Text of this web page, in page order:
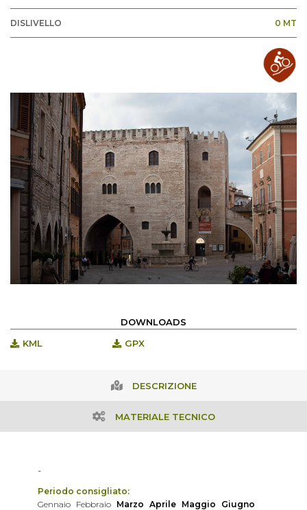
DISLIVELLO 0 MT
DOWNLOADS
KML
GPX
DESCRIZIONE
MATERIALE TECNICO
-
Periodo consigliato:
Gennaio Febbraio Marzo Aprile Maggio
Giugno